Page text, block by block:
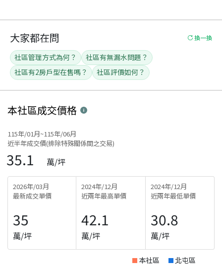
大家都在問 換一換
社區管理方式為何？
社區有無漏水問題？
社區有2房戶型在售嗎？
社區評價如何？
本社區成交價格
115年/01月~115年/06月
近半年成交價(排除特殊關係間之交易)
35.1 萬/坪
2026年/03月
最新成交單價
35
萬/坪
2024年/12月
近兩年最高單價
42.1
萬/坪
2024年/12月
近兩年最低單價
30.8
萬/坪
本社區 北屯區